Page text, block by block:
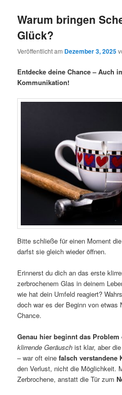
Warum bringen
Glück?
Veröffentlicht am Dezember 3, 2025
Entdecke deine Chance – Auch
Kommunikation!
Bitte schließe für einen Moment
darfst sie gleich wieder öffnen.
Erinnerst du dich an das erste
zerbrochenem Glas in deinem
wie hat dein Umfeld reagiert?
doch war es der Beginn von etwas
Chance.
Genau hier beginnt das
klirrende Geräusch ist klar, aber
– war oft einefalsch verstandene
den Verlust, nicht die Möglichkeit.
Zerbrochene, anstatt die Tür zum